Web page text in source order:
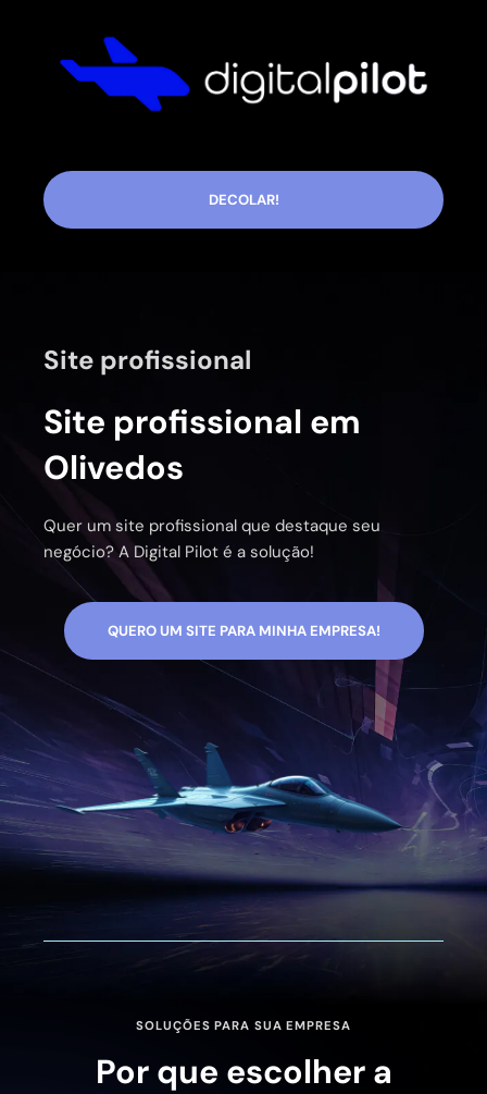
DECOLAR!
Site profissional
Site profissional em
Olivedos
Quer um site profissional que destaque seu
negócio? A Digital Pilot é a solução!
QUERO UM SITE PARA MINHA EMPRESA!
SOLUÇÕES PARA SUA EMPRESA
Por que escolher a